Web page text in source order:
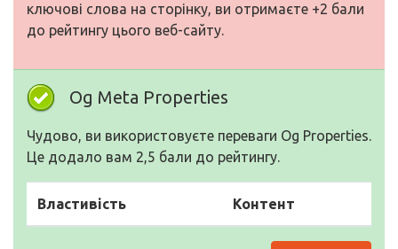
ключові слова на сторінку, ви отримаєте +2 бали
до рейтингу цього веб-сайту.
Og Meta Properties
Чудово, ви використовуєте переваги Og Properties.
Це додало вам 2,5 бали до рейтингу.
Властивість Контент